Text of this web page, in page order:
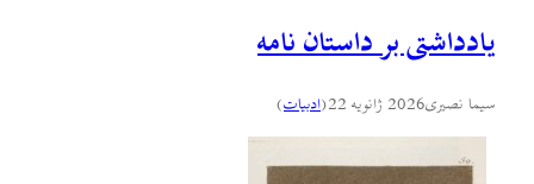
یادداشتی بر داستان نامه
سیما نصیری2026 ژانویه 22 (ادبيات)